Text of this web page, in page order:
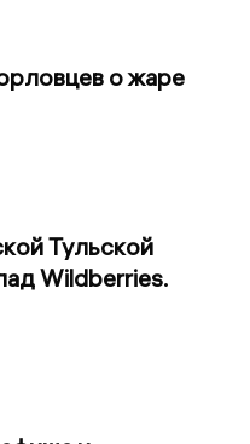
о жаре
Тульской
Wildberries.